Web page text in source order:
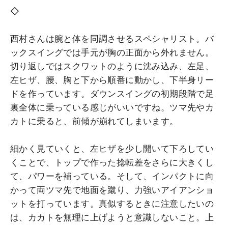
◇
西村さんは腕と体を同調させるスペシャリスト。バ
ックスイングでは手元が胸の正面から外れません。
切り返しではスクワットのように沈み込み、左足、
左ヒザ、腰、胸と下から順番に動かし、下半身リー
ドを作っています。ダウンスイングの初期段階で足
裏全体に乗っている感じがいいですね。ツマ先やカ
カトに乗ると、前傾が崩れてしまいます。
細かく見ていくと、左ヒザを少し開いて下ろしてい
くことで、トップで作った捻転差をさらに大きくし
て、パワーを補っている。そして、インパクトに向
かって両ツマ先で地面を蹴り、力強いアイアンショ
ットを打っています。真似するときに注意したいの
は、カカトを無理に上げようと意識しないこと。上